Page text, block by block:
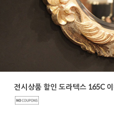
전시상품 할인 도라텍스 165C